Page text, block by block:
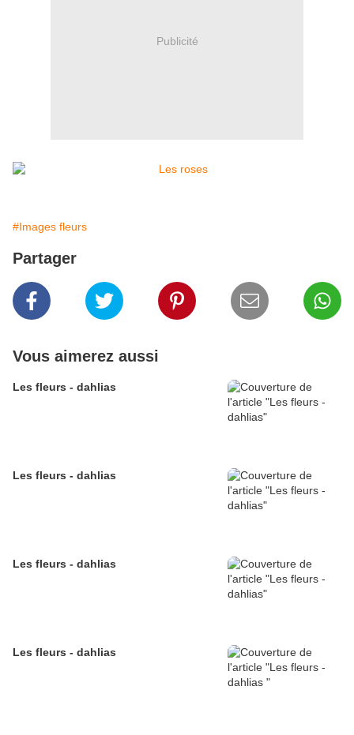
Publicité
#Images fleurs
Partager
Vous aimerez aussi
Les fleurs - dahlias
Les fleurs - dahlias
Les fleurs - dahlias
Les fleurs - dahlias